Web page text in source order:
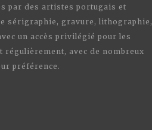
par des artistes portugais et
sérigraphie, gravure, lithographie,
un accès privilégié pour les
régulièrement, avec de nombreux
préférence.